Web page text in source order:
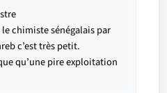
chimiste sénégalais par
c’est très petit.
qu’une pire exploitation